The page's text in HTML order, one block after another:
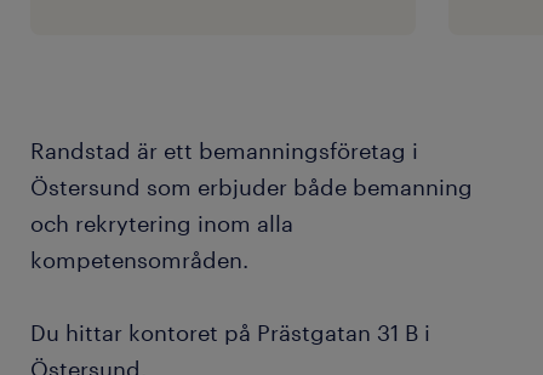
Randstad är ett bemanningsföretag i
Östersund som erbjuder både bemanning
och rekrytering inom alla
kompetensområden.
Du hittar kontoret på Prästgatan 31 B i
Östersund.